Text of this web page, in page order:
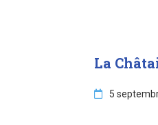
La
5